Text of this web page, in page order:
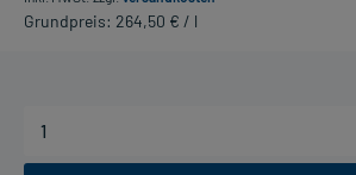
Grundpreis: 264,50 € / l